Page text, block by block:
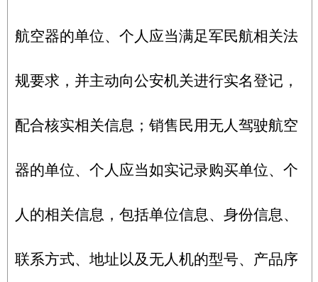
航空器的单位、个人应当满足军民航相关法
规要求，并主动向公安机关进行实名登记，
配合核实相关信息；销售民用无人驾驶航空
器的单位、个人应当如实记录购买单位、个
人的相关信息，包括单位信息、身份信息、
联系方式、地址以及无人机的型号、产品序